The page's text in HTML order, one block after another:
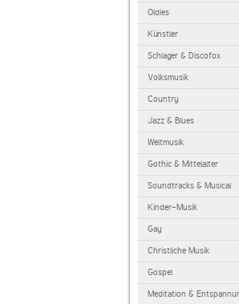
Oldies
Künstler
Schlager & Discofox
Volksmusik
Country
Jazz & Blues
Weltmusik
Gothic & Mittelalter
Soundtracks & Musical
Kinder-Musik
Gay
Christliche Musik
Gospel
Meditation &